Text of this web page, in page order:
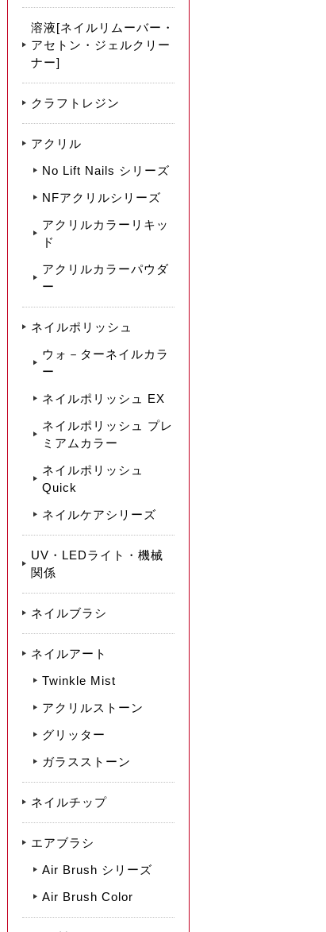
溶液[ネイルリムーバー・
アセトン・ジェルクリー
ナー]
クラフトレジン
アクリル
No Lift Nails シリーズ
NFアクリルシリーズ
アクリルカラーリキッ
ド
アクリルカラーパウダ
ー
ネイルポリッシュ
ウォ－ターネイルカラ
ー
ネイルポリッシュ EX
ネイルポリッシュ プレ
ミアムカラー
ネイルポリッシュ
Quick
ネイルケアシリーズ
UV・LEDライト・機械
関係
ネイルブラシ
ネイルアート
Twinkle Mist
アクリルストーン
グリッター
ガラスストーン
ネイルチップ
エアブラシ
Air Brush シリーズ
Air Brush Color